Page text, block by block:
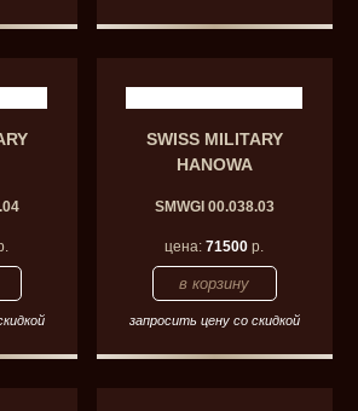
SWISS MILITARY
HANOWA
SMWGI 00.038.03
цена:71500 р.
запросить цену со скидкой